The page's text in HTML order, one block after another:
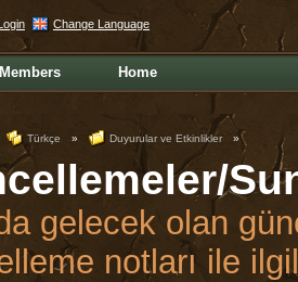
Change Language
Members Home
Türkçe » Duyurular ve Etkinlikler »
gelecek olan
notları ile